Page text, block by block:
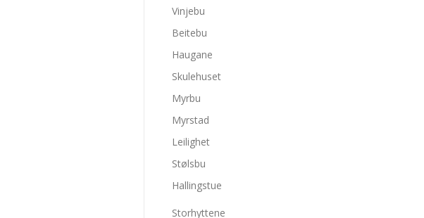
Vinjebu
Beitebu
Haugane
Skulehuset
Myrbu
Myrstad
Leilighet
Stølsbu
Hallingstue
Storhyttene